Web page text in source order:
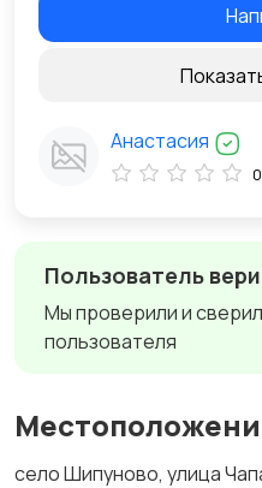
Пользователь
Мы проверили и
пользователя
село Шипуново, улица
Анастасия